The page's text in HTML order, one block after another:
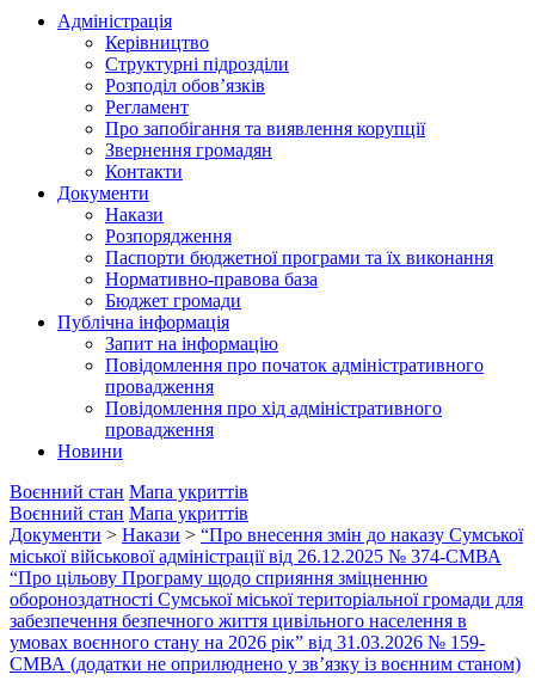
Адміністрація
Керівництво
Структурні підрозділи
Розподіл обов’язків
Регламент
Про запобігання та виявлення корупції
Звернення громадян
Контакти
Документи
Накази
Розпорядження
Паспорти бюджетної програми та їх виконання
Нормативно-правова база
Бюджет громади
Публічна інформація
Запит на інформацію
Повідомлення про початок адміністративного
провадження
Повідомлення про хід адміністративного
провадження
Новини
Воєнний стан Мапа укриттів
Воєнний стан Мапа укриттів
Документи > Накази > “Про внесення змін до наказу Сумської
міської військової адміністрації від 26.12.2025 № 374-СМВА
“Про цільову Програму щодо сприяння зміцненню
обороноздатності Сумської міської територіальної громади для
забезпечення безпечного життя цивільного населення в
умовах воєнного стану на 2026 рік” від 31.03.2026 № 159-
СМВА (додатки не оприлюднено у зв’язку із воєнним станом)